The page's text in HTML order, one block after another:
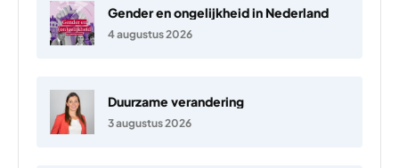
Gender en ongelijkheid in Nederland
4 augustus 2026
Duurzame verandering
3 augustus 2026